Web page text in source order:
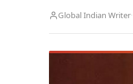
Global Indian Writer·